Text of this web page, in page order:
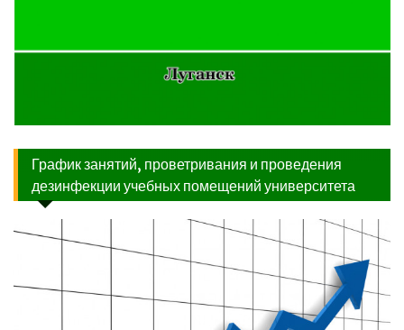
График занятий, проветривания и проведения
дезинфекции учебных помещений университета